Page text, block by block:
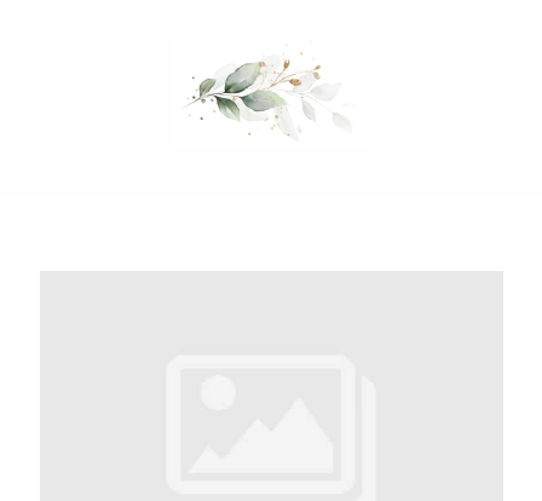
Mein Hochzeitsordner